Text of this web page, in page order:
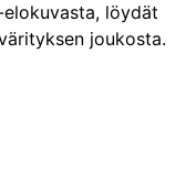
löydät
joukosta.